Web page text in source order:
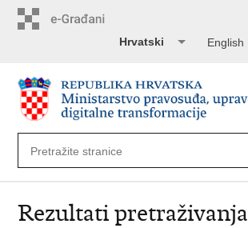
English
Hrvatski
Rezultati pretraživanja